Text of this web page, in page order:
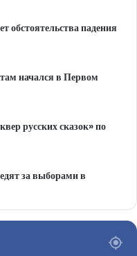
обстоятельства падения
начался в Первом
русских сказок» по
за выборами в